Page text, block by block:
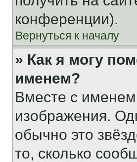
конференции).
Вернуться к началу
» Как я могу
именем?
Вместе с именем
изображения.
обычно это
то, сколько